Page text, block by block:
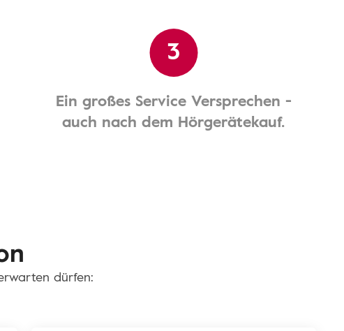
3
Ein großes Service Versprechen -
auch nach dem Hörgerätekauf.
dürfen: